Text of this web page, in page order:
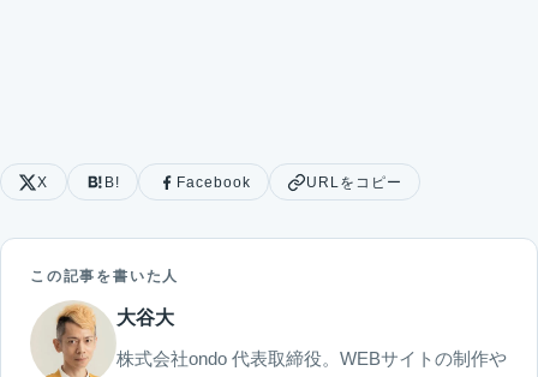
X B! Facebook URLをコピー
この記事を書いた人
大谷大
株式会社ondo 代表取締役。WEBサイトの制作や